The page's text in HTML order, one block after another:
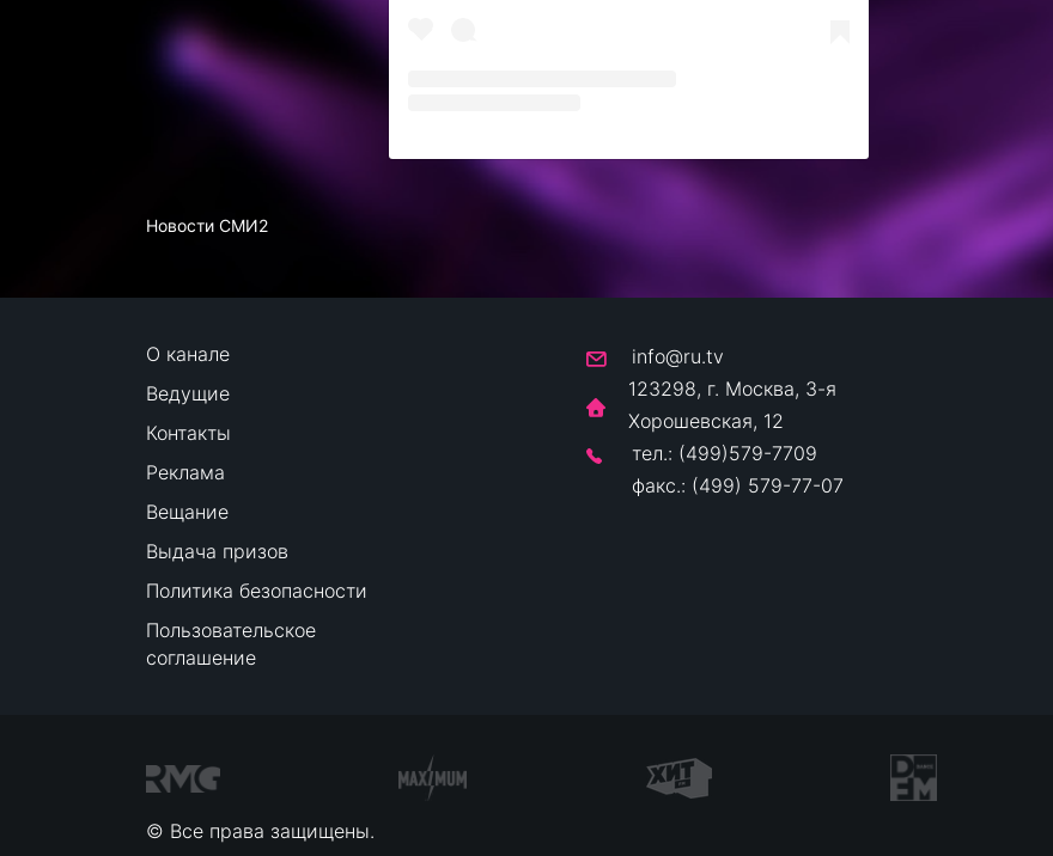
Новости СМИ2
О канале
Ведущие
Контакты
Реклама
Вещание
Выдача призов
Политика безопасности
Пользовательское
соглашение
info@ru.tv
123298, г. Москва, 3-я
Хорошевская, 12
тел.: (499)579-7709
факс.: (499) 579-77-07
© Все права защищены.